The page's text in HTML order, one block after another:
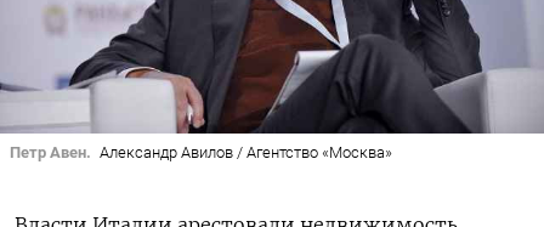
Петр Авен. Александр Авилов / Агентство «Москва»